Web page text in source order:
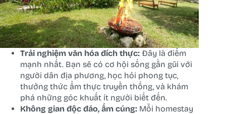
Trải nghiệm văn hóa đích thực: Đây là điểm
mạnh nhất. Bạn sẽ có cơ hội sống gần gũi với
người dân địa phương, học hỏi phong tục,
thưởng thức ẩm thực truyền thống, và khám
phá những góc khuất ít người biết đến.
Không gian độc đáo, ấm cúng: Mỗi homestay